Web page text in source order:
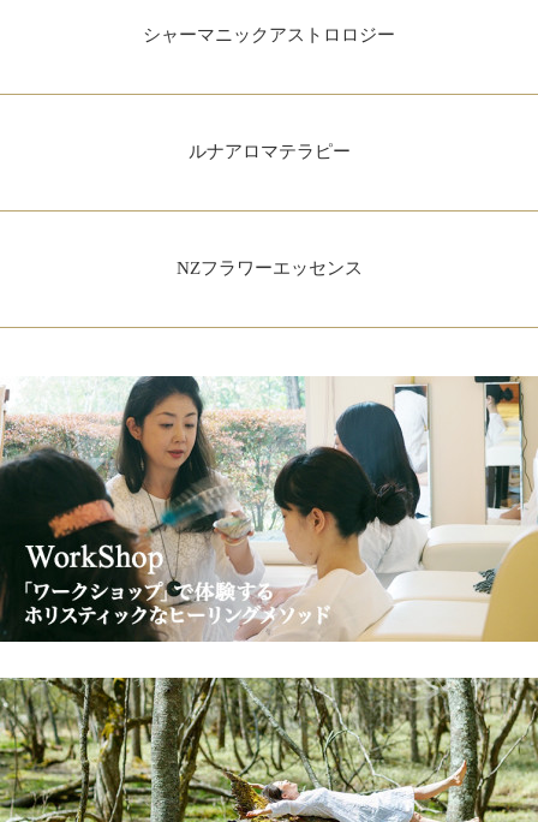
シャーマニックアストロロジー
ルナアロマテラピー
NZフラワーエッセンス